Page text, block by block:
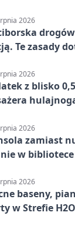
2026
Te zasady
2026
z blisko
2026
zamiast
w
2026
baseny,
w Strefie